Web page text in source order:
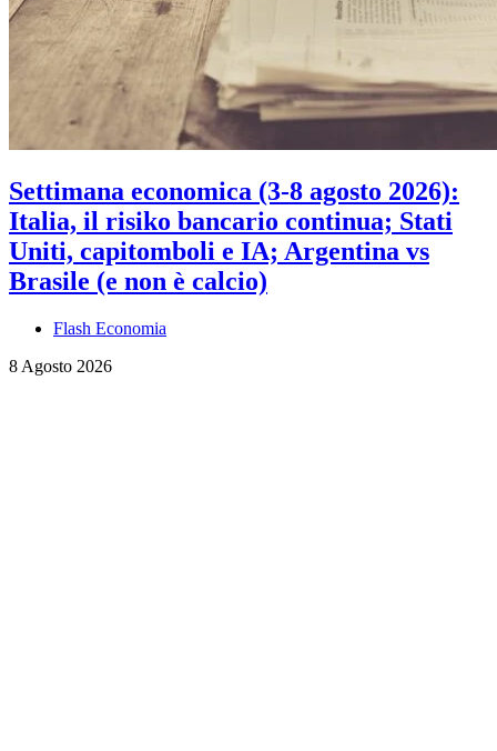
Settimana economica (3-8 agosto 2026):
Italia, il risiko bancario continua; Stati
Uniti, capitomboli e IA; Argentina vs
Brasile (e non è calcio)
Flash Economia
8 Agosto 2026